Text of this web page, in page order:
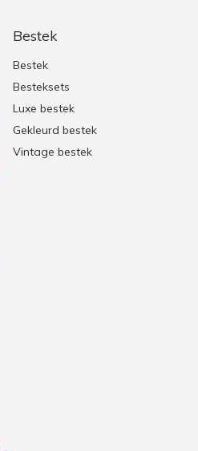
Bestek
Bestek
Besteksets
Luxe bestek
Gekleurd bestek
Vintage bestek